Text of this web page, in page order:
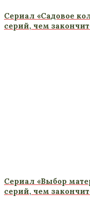
Сериал «Садовое
серий, чем
Сериал «Выбор
серий, чем